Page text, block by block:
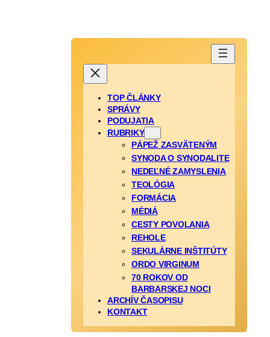
TOP ČLÁNKY
SPRÁVY
PODUJATIA
RUBRIKY
PÁPEŽ ZASVÄTENÝM
SYNODA O SYNODALITE
NEDEĽNÉ ZAMYSLENIA
TEOLÓGIA
FORMÁCIA
MÉDIÁ
CESTY POVOLANIA
REHOLE
SEKULÁRNE INŠTITÚTY
ORDO VIRGINUM
70 ROKOV OD
BARBARSKEJ NOCI
ARCHÍV ČASOPISU
KONTAKT